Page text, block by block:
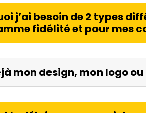
j’ai besoin de 2 types
fidélité et pour mes
mon design, mon logo